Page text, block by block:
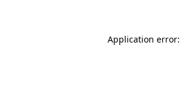
Application